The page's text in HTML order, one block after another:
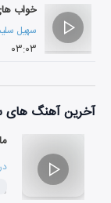
خواب
سهیل
۰۳:۰۳
آخرین آهنگ های